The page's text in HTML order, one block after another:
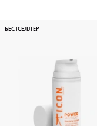
БЕСТСЕЛЛЕР